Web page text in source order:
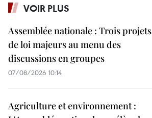
VOIR PLUS
Assemblée nationale : Trois projets
de loi majeurs au menu des
discussions en groupes
07/08/2026 10:14
Agriculture et environnement :